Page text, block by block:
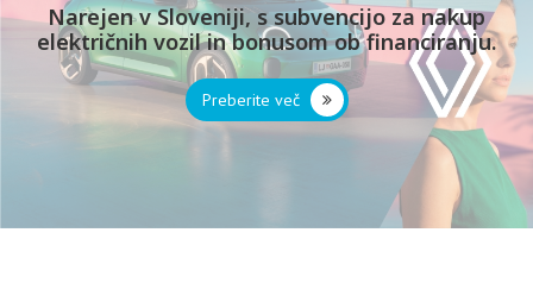
Narejen v Sloveniji, s subvencijo za nakup
električnih vozil in bonusom ob financiranju.
Preberite več